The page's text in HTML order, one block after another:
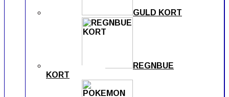
GULD KORT
REGNBUE
KORT